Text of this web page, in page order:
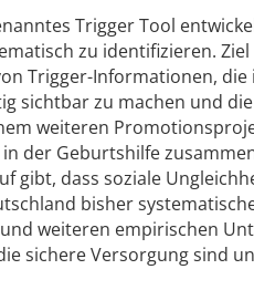
Trigger Tool
zu identifizieren.
Trigger-Informationen,
sichtbar zu machen und
weiteren
der Geburtshilfe
gibt, dass soziale
bisher
weiteren empirischen
sichere Versorgung sind